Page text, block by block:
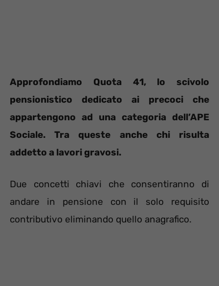
Approfondiamo Quota 41, lo scivolo
pensionistico dedicato ai precoci che
appartengono ad una categoria dell’APE
Sociale. Tra queste anche chi risulta
addetto a lavori gravosi.
Due concetti chiavi che consentiranno di
andare in pensione con il solo requisito
contributivo eliminando quello anagrafico.